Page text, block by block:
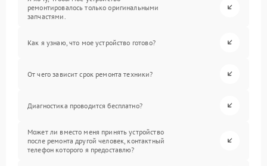
ремонтировалось только оригинальными
запчастями.
Как я узнаю, что мое устройство готово?
От чего зависит срок ремонта техники?
Диагностика проводится бесплатно?
Может ли вместо меня принять устройство
после ремонта другой человек, контактный
телефон которого я предоставлю?